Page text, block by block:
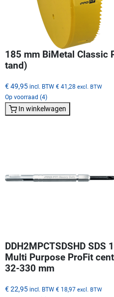
185 mm BiMetal Classic
tand)
€ 49,95 incl. BTW € 41,28 excl. BTW
Op voorraad (4)
In winkelwagen
DDH2MPCTSDSHD SDS
Multi Purpose ProFit
32-330 mm
€ 22,95 incl. BTW € 18,97 excl. BTW